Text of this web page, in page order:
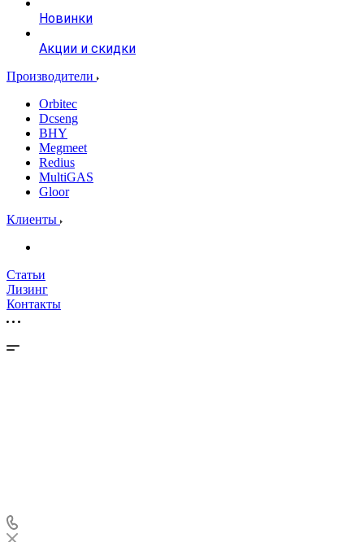
Новинки
Акции и скидки
Производители
Orbitec
Dcseng
BHY
Megmeet
Redius
MultiGAS
Gloor
Клиенты
Статьи
Лизинг
Контакты